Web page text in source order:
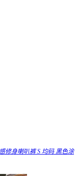
修身喇叭裤 S 均码 黑色涂